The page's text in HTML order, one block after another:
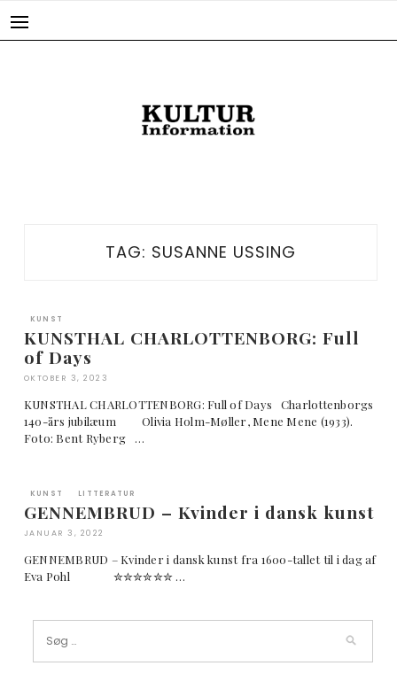
TAG: SUSANNE USSING
KUNST
KUNSTHAL CHARLOTTENBORG: Full
of Days
OKTOBER 3, 2023
KUNSTHAL CHARLOTTENBORG: Full of Days Charlottenborgs
140-års jubilæum Olivia Holm-Møller, Mene Mene (1933).
Foto: Bent Ryberg …
KUNST LITTERATUR
GENNEMBRUD – Kvinder i dansk kunst
JANUAR 3, 2022
GENNEMBRUD – Kvinder i dansk kunst fra 1600-tallet til i dag af
Eva Pohl ✮✮✮✮✮✮ …